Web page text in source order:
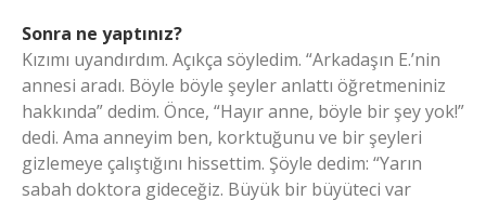
Sonra ne yaptınız?
Kızımı uyandırdım. Açıkça söyledim. “Arkadaşın E.’nin
annesi aradı. Böyle böyle şeyler anlattı öğretmeniniz
hakkında” dedim. Önce, “Hayır anne, böyle bir şey yok!”
dedi. Ama anneyim ben, korktuğunu ve bir şeyleri
gizlemeye çalıştığını hissettim. Şöyle dedim: “Yarın
sabah doktora gideceğiz. Büyük bir büyüteci var